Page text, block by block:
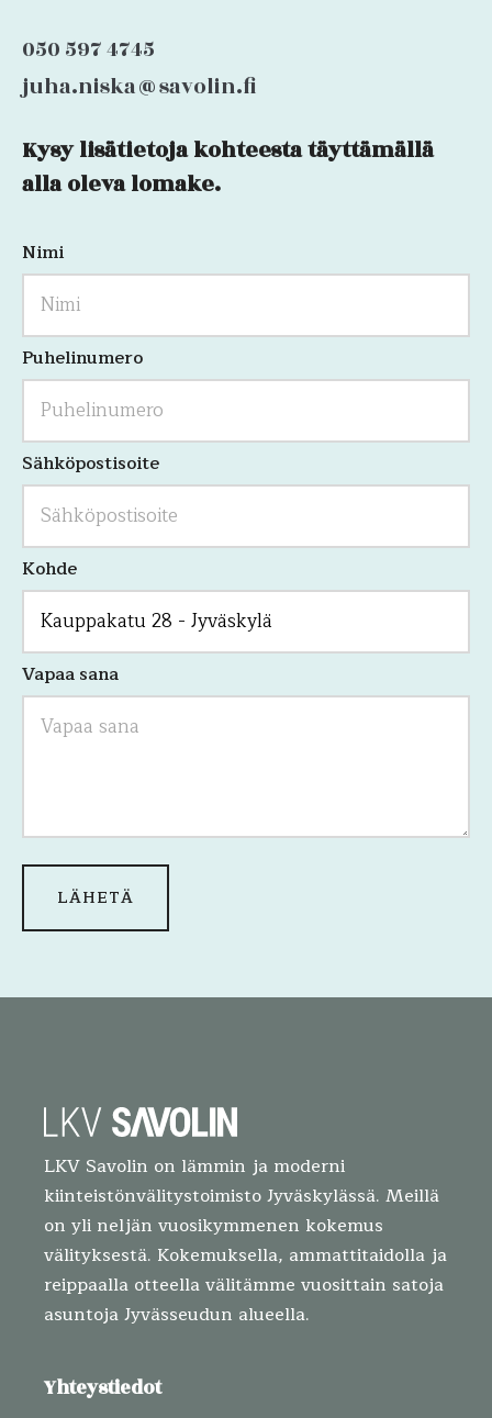
050 597 4745
juha.niska@savolin.fi
Facebook
Kenttä
on
validointitarkoituksiin
tulee
jättää
koskemattomaksi.
Kysy lisätietoja kohteesta täyttämällä
alla oleva lomake.
Nimi
Puhelinumero
Sähköpostisoite
Kohde
Vapaa sana
LKV Savolin on lämmin ja moderni
kiinteistönvälitystoimisto Jyväskylässä. Meillä
on yli neljän vuosikymmenen kokemus
välityksestä. Kokemuksella, ammattitaidolla ja
reippaalla otteella välitämme vuosittain satoja
asuntoja Jyvässeudun alueella.
Yhteystiedot